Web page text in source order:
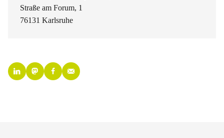
Straße am Forum, 1
76131 Karlsruhe